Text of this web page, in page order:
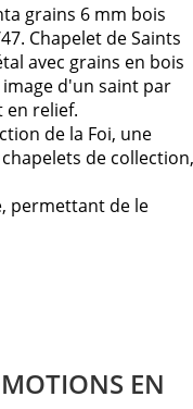
grains 6 mm bois
Chapelet de Saints
avec grains en bois
d'un saint par
en relief.
de la Foi, une
de collection,
permettant de le
EN